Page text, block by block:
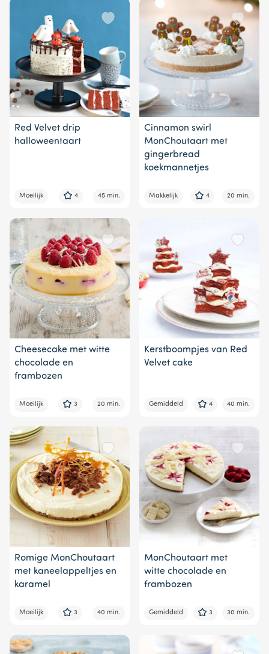
Red Velvet drip
halloweentaart
Moeilijk 4 45 min.
Cinnamon swirl
MonChoutaart met
gingerbread
koekmannetjes
Makkelijk 4 20 min.
Cheesecake met witte
chocolade en
frambozen
Moeilijk 3 20 min.
Kerstboompjes van Red
Velvet cake
Gemiddeld 4 40 min.
Romige MonChoutaart
met kaneelappeltjes en
karamel
Moeilijk 3 40 min.
MonChoutaart met
witte chocolade en
frambozen
Gemiddeld 3 30 min.